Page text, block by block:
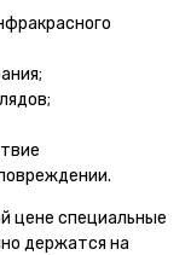
цене специальные
держатся на